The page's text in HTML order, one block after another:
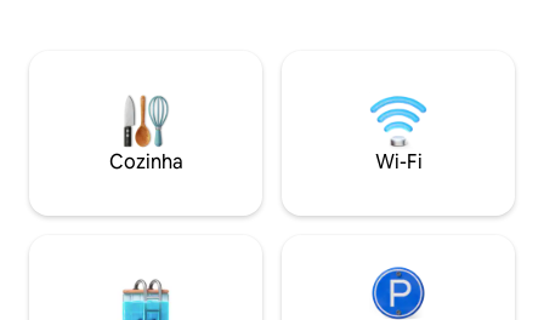
hidromassagem, 2 pranchas de SUP,
vara de pesca, canoa, jogos para dentro
e fora de casa, carregador de carro
elétrico, sala de estar no jardim,
+++ tudo incluído no preço :)
em picos locais,
Haugsvarden e
Dronningstien,
Bondhusvannet
Hardanger
Cozinha Wi-Fi